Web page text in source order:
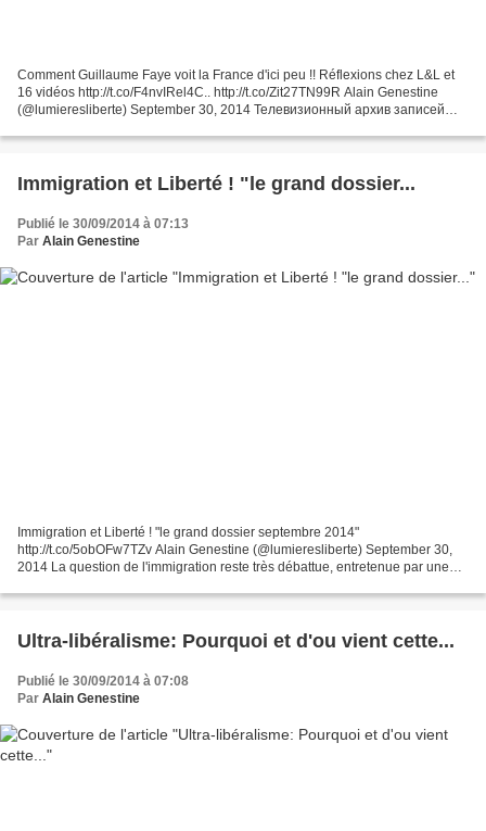
Comment Guillaume Faye voit la France d'ici peu !! Réflexions chez L&L et
16 vidéos http://t.co/F4nvIRel4C.. http://t.co/Zit27TN99R Alain Genestine
(@lumieresliberte) September 30, 2014 Телевизионный архив записей
Immigration et Liberté ! "le grand dossier...
Publié le 30/09/2014 à 07:13
Par Alain Genestine
Immigration et Liberté ! "le grand dossier septembre 2014"
http://t.co/5obOFw7TZv Alain Genestine (@lumieresliberte) September 30,
2014 La question de l'immigration reste très débattue, entretenue par une
Ultra-libéralisme: Pourquoi et d'ou vient cette...
Publié le 30/09/2014 à 07:08
Par Alain Genestine